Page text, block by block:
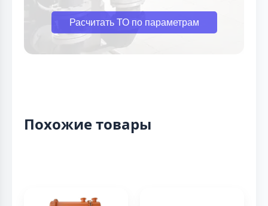
Расчитать ТО по параметрам
Похожие товары